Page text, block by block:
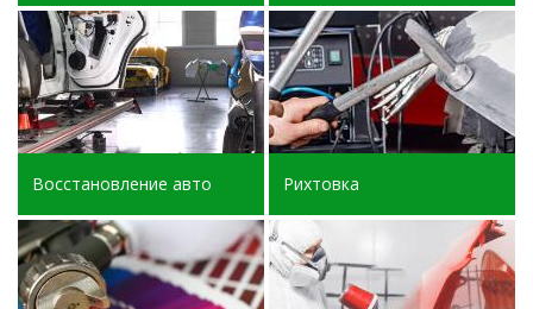
Восстановление авто Рихтовка